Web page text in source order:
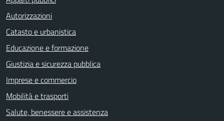
Autorizzazioni
Catasto e urbanistica
Educazione e formazione
Giustizia e sicurezza pubblica
Imprese e commercio
Mobilità e trasporti
Salute, benessere e assistenza